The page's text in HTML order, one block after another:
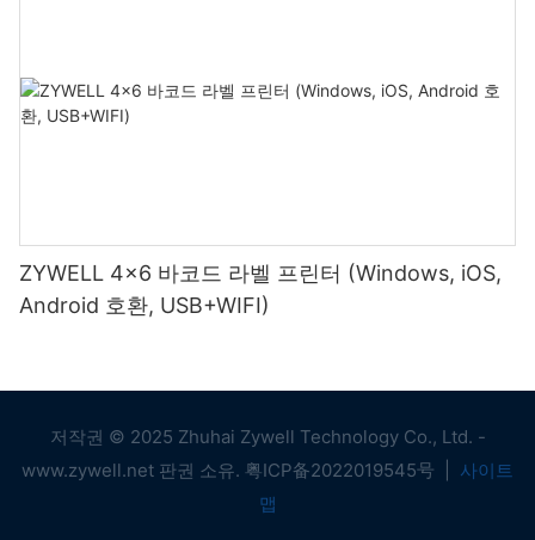
ZYWELL 4x6 바코드 라벨 프린터 (Windows, iOS,
Android 호환, USB+WIFI)
저작권 © 2025 Zhuhai Zywell Technology Co., Ltd. -
www.zywell.net 판권 소유. 粤ICP备2022019545号
사이트
맵